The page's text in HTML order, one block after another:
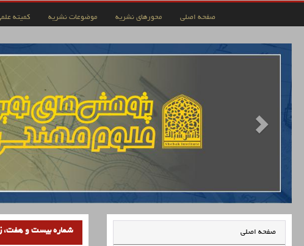
صفحه اصلی محورهای نشریه موضوعات نشریه کمیته
صفحه اصلی شماره بیست و هفت،